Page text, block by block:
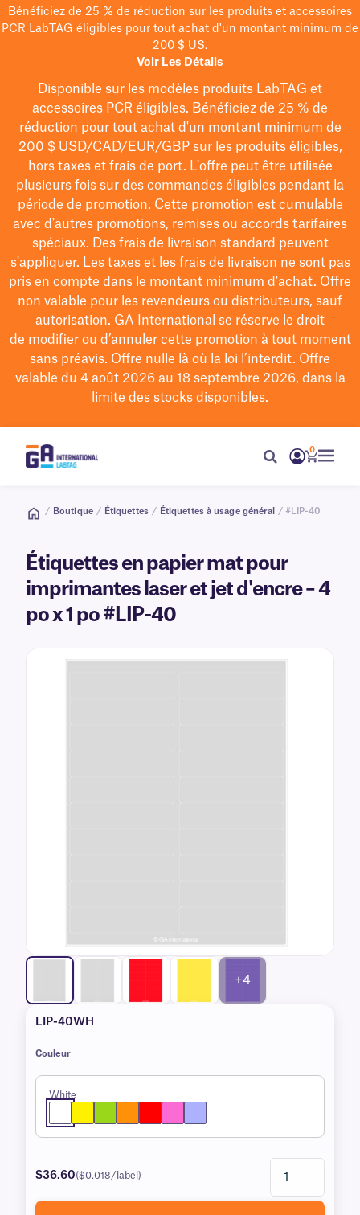
Bénéficiez de 25 % de réduction sur les produits et accessoires
PCR LabTAG éligibles pour tout achat d'un montant minimum de
200 $ US.
Voir Les Détails
Disponible sur les modèles produits LabTAG et
accessoires PCR éligibles. Bénéficiez de 25 % de
réduction pour tout achat d'un montant minimum de
200 $USD/CAD/EUR/GBPsur les produits éligibles,
hors taxes et frais de port. L'offre peut être utilisée
plusieurs fois sur des commandes éligibles pendant la
période de promotion. Cette promotion est cumulable
avec d'autres promotions, remises ou accords tarifaires
spéciaux. Des frais de livraison standard peuvent
s'appliquer. Les taxes et les frais de livraison ne sont pas
pris en compte dans le montant minimum d'achat. Offre
non valable pour les revendeurs ou distributeurs, sauf
autorisation. GA International se réserve le droit
de modifierou d’annuler cette promotion à tout moment
sans préavis. Offre nulle là où la loi l’interdit. Offre
valable du 4 août 2026 au 18 septembre 2026, dans la
limite des stocks disponibles.
0
/ Boutique / Étiquettes / Étiquettes à usage général / #LIP-40
Étiquettes en papier mat pour
imprimantes laser et jet d'encre – 4
po x 1 po #LIP-40
+4
LIP-40WH
Couleur
White
$36.60($0.018/label)